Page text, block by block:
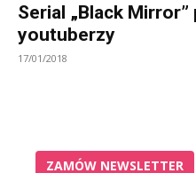
Serial „Black
youtuberzy
17/01/2018
ZAMÓW NEWSLETTER